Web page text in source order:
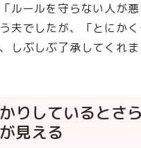
ルールを守らない人が
夫でしたが、「とにかく
しぶしぶ了承してくれま
りしているとさ
見える